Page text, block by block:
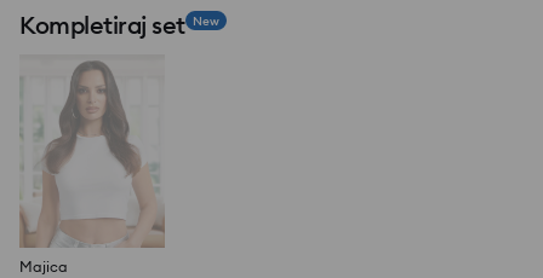
Kompletiraj set New
Majica